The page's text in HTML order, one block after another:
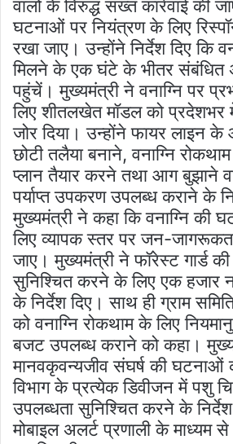
वालों के विरुद्ध सख्त कार्रवाई की
घटनाओं पर नियंत्रण के लिए
रखा जाए। उन्होंने निर्देश दिए कि
मिलने के एक घंटे के भीतर संबंधित
पहुंचें। मुख्यमंत्री ने वनाग्नि पर
लिए शीतलखेत मॉडल को प्रदेशभर
जोर दिया। उन्होंने फायर लाइन
छोटी तलैया बनाने, वनाग्नि
प्लान तैयार करने तथा आग बुझाने
पर्याप्त उपकरण उपलब्ध कराने के
मुख्यमंत्री ने कहा कि वनाग्नि की
लिए व्यापक स्तर पर जन-
जाए। मुख्यमंत्री ने फॉरेस्ट गार्ड की
सुनिश्चित करने के लिए एक हजार
के निर्देश दिए। साथ ही ग्राम
को वनाग्नि रोकथाम के लिए
बजट उपलब्ध कराने को कहा।
मानवकृवन्यजीव संघर्ष की
विभाग के प्रत्येक डिवीजन में पशु
उपलब्धता सुनिश्चित करने के
मोबाइल अलर्ट प्रणाली के माध्यम से